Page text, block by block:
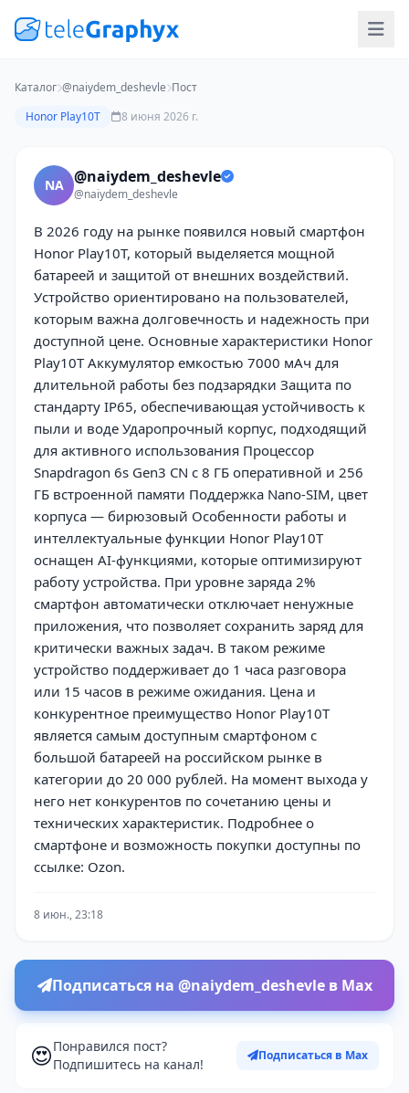
Каталог @naiydem_deshevle Пост
Honor Play10T
8 июня 2026 г.
NA @naiydem_deshevle
@naiydem_deshevle
В 2026 году на рынке появился новый смартфон
Honor Play10T, который выделяется мощной
батареей и защитой от внешних воздействий.
Устройство ориентировано на пользователей,
которым важна долговечность и надежность при
доступной цене. Основные характеристики Honor
Play10T Аккумулятор емкостью 7000 мАч для
длительной работы без подзарядки Защита по
стандарту IP65, обеспечивающая устойчивость к
пыли и воде Ударопрочный корпус, подходящий
для активного использования Процессор
Snapdragon 6s Gen3 CN с 8 ГБ оперативной и 256
ГБ встроенной памяти Поддержка Nano-SIM, цвет
корпуса — бирюзовый Особенности работы и
интеллектуальные функции Honor Play10T
оснащен AI-функциями, которые оптимизируют
работу устройства. При уровне заряда 2%
смартфон автоматически отключает ненужные
приложения, что позволяет сохранить заряд для
критически важных задач. В таком режиме
устройство поддерживает до 1 часа разговора
или 15 часов в режиме ожидания. Цена и
конкурентное преимущество Honor Play10T
является самым доступным смартфоном с
большой батареей на российском рынке в
категории до 20 000 рублей. На момент выхода у
него нет конкурентов по сочетанию цены и
технических характеристик. Подробнее о
смартфоне и возможность покупки доступны по
ссылке: Ozon.
8 июн., 23:18
Подписаться на @naiydem_deshevle в Max
😍Понравился пост?
Подпишитесь на канал!
Подписаться в Max